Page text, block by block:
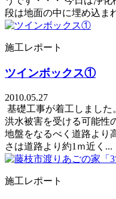
段は地面の中に埋め込ま
施工レポート
ツインボックス①
2010.05.27
基礎工事が着工しました
洪水被害を受ける可能性
地盤をなるべく道路より
さは道路より約1ｍ近く...
施工レポート